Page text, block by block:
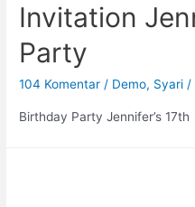
Invitation
Party
104 Komentar / Demo, Syari /
Birthday Party Jennifer’s 17th